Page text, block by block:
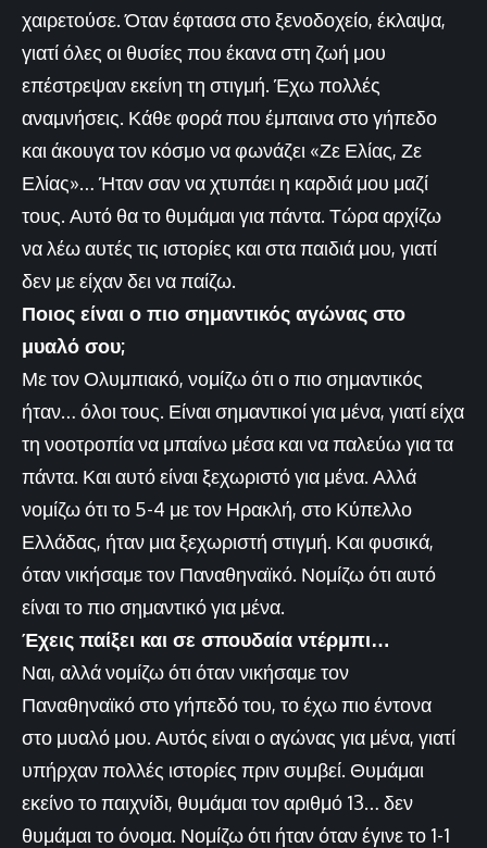
χαιρετούσε. Όταν έφτασα στο ξενοδοχείο, έκλαψα,
γιατί όλες οι θυσίες που έκανα στη ζωή μου
επέστρεψαν εκείνη τη στιγμή. Έχω πολλές
αναμνήσεις. Κάθε φορά που έμπαινα στο γήπεδο
και άκουγα τον κόσμο να φωνάζει «Ζε Ελίας, Ζε
Ελίας»… Ήταν σαν να χτυπάει η καρδιά μου μαζί
τους. Αυτό θα το θυμάμαι για πάντα. Τώρα αρχίζω
να λέω αυτές τις ιστορίες και στα παιδιά μου, γιατί
δεν με είχαν δει να παίζω.
Ποιος είναι ο πιο σημαντικός αγώνας στο
μυαλό σου;
Με τον Ολυμπιακό, νομίζω ότι ο πιο σημαντικός
ήταν… όλοι τους. Είναι σημαντικοί για μένα, γιατί είχα
τη νοοτροπία να μπαίνω μέσα και να παλεύω για τα
πάντα. Και αυτό είναι ξεχωριστό για μένα. Αλλά
νομίζω ότι το 5-4 με τον Ηρακλή, στο Κύπελλο
Ελλάδας, ήταν μια ξεχωριστή στιγμή. Και φυσικά,
όταν νικήσαμε τον Παναθηναϊκό. Νομίζω ότι αυτό
είναι το πιο σημαντικό για μένα.
Έχεις παίξει και σε σπουδαία ντέρμπι…
Ναι, αλλά νομίζω ότι όταν νικήσαμε τον
Παναθηναϊκό στο γήπεδό του, το έχω πιο έντονα
στο μυαλό μου. Αυτός είναι ο αγώνας για μένα, γιατί
υπήρχαν πολλές ιστορίες πριν συμβεί. Θυμάμαι
εκείνο το παιχνίδι, θυμάμαι τον αριθμό 13… δεν
θυμάμαι το όνομα. Νομίζω ότι ήταν όταν έγινε το 1-1